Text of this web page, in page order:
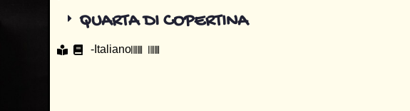
QUARTA DI COPERTINA
- Italiano